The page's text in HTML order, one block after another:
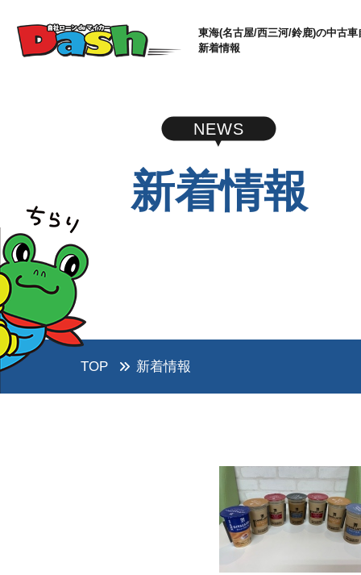
東海(名古屋/西三河/鈴鹿)の中古
新着情報
NEWS
新着情報
TOP 新着情報